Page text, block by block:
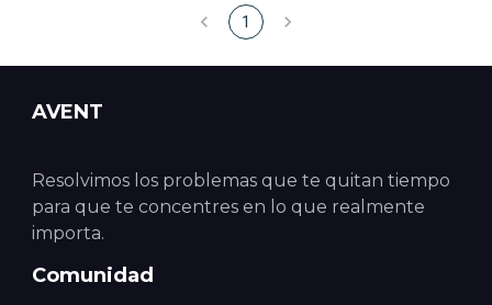
1
AVENT
Resolvimos los problemas que te quitan tiempo
para que te concentres en lo que realmente
importa.
Comunidad